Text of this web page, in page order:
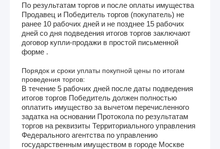
По результатам торгов и после оплаты имущества
Продавец и Победитель торгов (покупатель) не
ранее 10 рабочих дней и не позднее 15 рабочих
дней со дня подведения итогов торгов заключают
договор купли-продажи в простой письменной
форме .
Порядок и сроки уплаты покупной цены по итогам
проведения торгов:
В течение 5 рабочих дней после даты подведения
итогов торгов Победитель должен полностью
оплатить имущество за вычетом перечисленного
задатка на основании Протокола по результатам
торгов на реквизиты Территориального управления
Федерального агентства по управлению
государственным имуществом в городе Москве